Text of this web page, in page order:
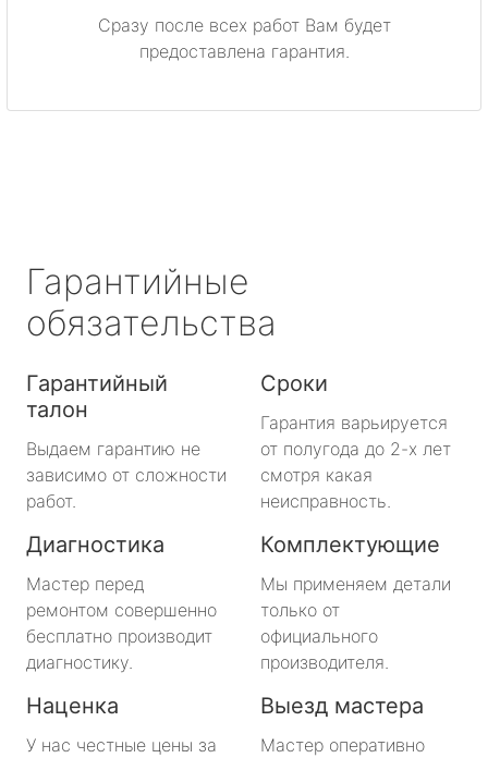
Сразу после всех работ Вам будет
предоставлена гарантия.
Гарантийные
обязательства
Гарантийный
талон
Выдаем гарантию не
зависимо от сложности
работ.
Сроки
Гарантия варьируется
от полугода до 2-х лет
смотря какая
неисправность.
Диагностика
Мастер перед
ремонтом совершенно
бесплатно производит
диагностику.
Комплектующие
Мы применяем детали
только от
официального
производителя.
Наценка
У нас честные цены за
Выезд мастера
Мастер оперативно